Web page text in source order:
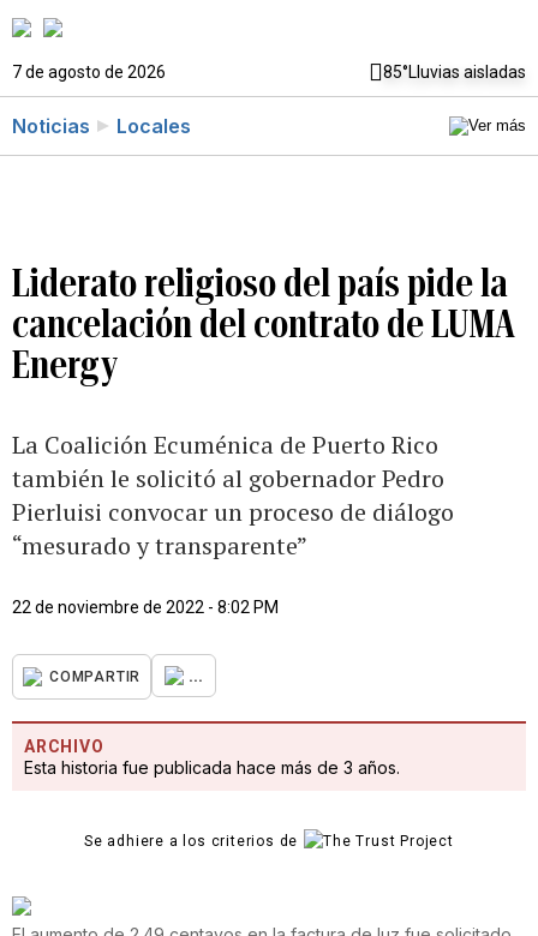
7 de agosto de 2026 85°Lluvias aisladas
Noticias Locales
Liderato religioso del país pide la
cancelación del contrato de LUMA
Energy
La Coalición Ecuménica de Puerto Rico
también le solicitó al gobernador Pedro
Pierluisi convocar un proceso de diálogo
“mesurado y transparente”
22 de noviembre de 2022 - 8:02 PM
COMPARTIR ...
ARCHIVO
Esta historia fue publicada hace más de 3 años.
Se adhiere a los criterios de